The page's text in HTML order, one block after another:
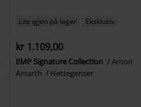
Lite igjen på lager Eksklusiv
kr 1.109,00
EMP Signature Collection
Amon
Amarth
Hettegenser